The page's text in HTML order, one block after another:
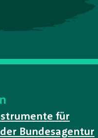
für
Bundesagentur